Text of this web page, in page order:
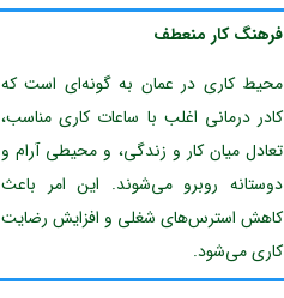
فرهنگ کار منعطف
محیط کاری در عمان به گونه‌ای است که
کادر درمانی اغلب با ساعات کاری مناسب،
تعادل میان کار و زندگی، و محیطی آرام و
دوستانه روبرو می‌شوند. این امر باعث
کاهش استرس‌های شغلی و افزایش رضایت
کاری می‌شود.